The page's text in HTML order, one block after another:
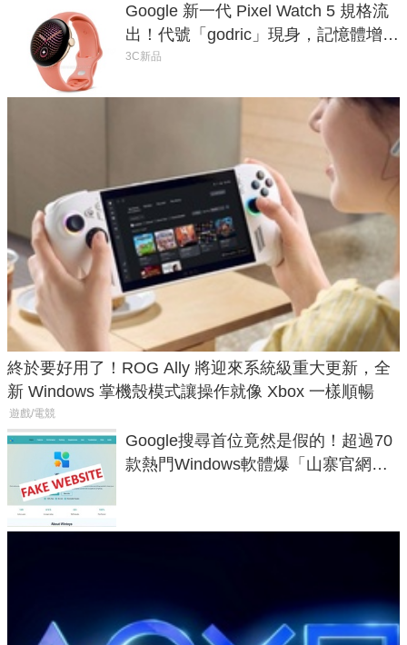
Google 新一代 Pixel Watch 5 規格流
出！代號「godric」現身，記憶體增強
鎖定 AI 應用
3C新品
終於要好用了！ROG Ally 將迎來系統級重大更新，全
新 Windows 掌機殼模式讓操作就像 Xbox 一樣順暢
遊戲/電競
Google搜尋首位竟然是假的！超過70
款熱門Windows軟體爆「山寨官網」